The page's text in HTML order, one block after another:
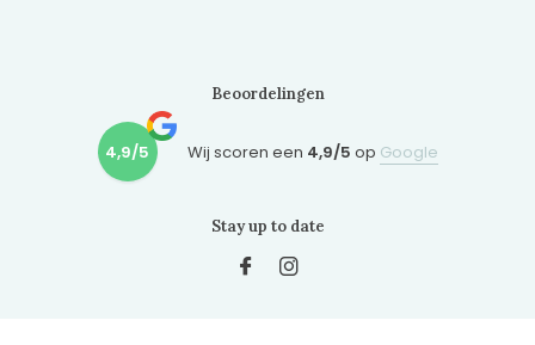
Beoordelingen
4,9/5 Wij scoren een 4,9/5 op Google
Stay up to date